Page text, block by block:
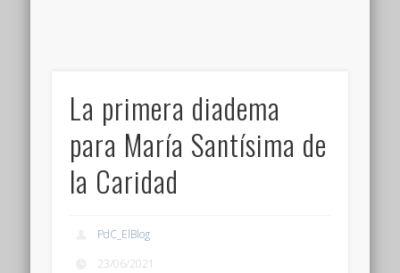
La primera diadema
para María Santísima de
la Caridad
PdC_ElBlog
23/06/2021